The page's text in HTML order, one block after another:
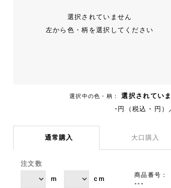
選択されていません
左から色・柄を選択してください
選択中の色・柄：
選択されてい
-円（税込 - 円）
通常購入 大口購入
注文数
m cm
商品番号：
---